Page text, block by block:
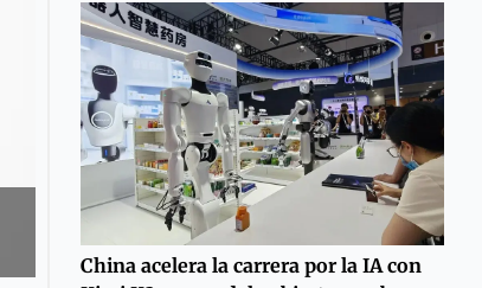
China acelera la carrera por la IA con